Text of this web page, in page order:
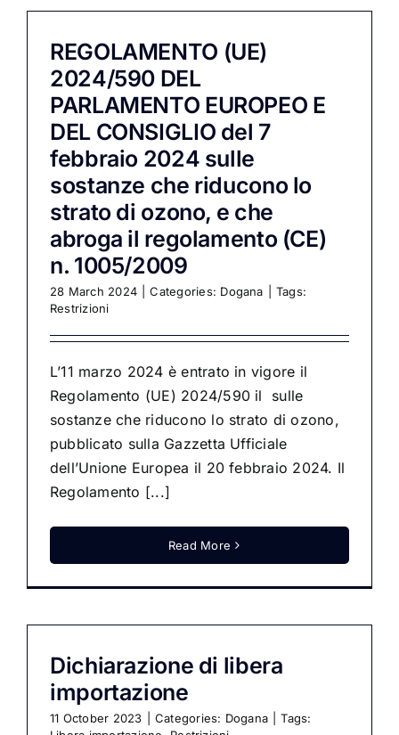
REGOLAMENTO (UE)
2024/590 DEL
PARLAMENTO EUROPEO E
DEL CONSIGLIO del 7
febbraio 2024 sulle
sostanze che riducono lo
strato di ozono, e che
abroga il regolamento (CE)
n. 1005/2009
28 March 2024 Categories: Dogana
Tags:
Restrizioni
L’11 marzo 2024 è entrato in vigore il
Regolamento (UE) 2024/590 il sulle
sostanze che riducono lo strato di ozono,
pubblicato sulla Gazzetta Ufficiale
dell’Unione Europea il 20 febbraio 2024. Il
Regolamento [...]
Read More
Dichiarazione di libera
importazione
11 October 2023 Categories: Dogana
Tags: